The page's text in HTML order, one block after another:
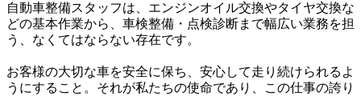
自動車整備スタッフは、エンジンオイル交換やタイヤ交換な
どの基本作業から、車検整備・点検診断まで幅広い業務を担
う、なくてはならない存在です。
お客様の大切な車を安全に保ち、安心して走り続けられるよ
うにすること。それが私たちの使命であり、この仕事の誇り